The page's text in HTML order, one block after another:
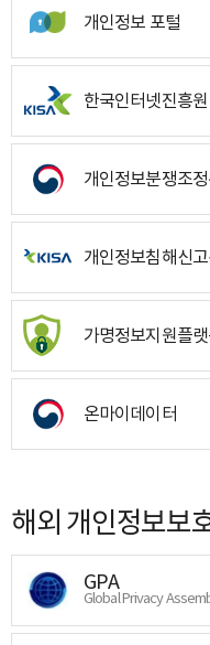
개인정보 포털
한국인터넷진흥원
개인정보분쟁조
개인정보침해신
가명정보지원플
온마이데이터
해외 개인정보보
GPA
Global Privacy